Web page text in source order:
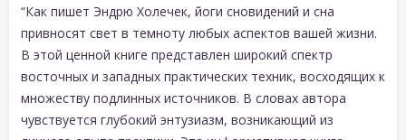
“Как пишет Эндрю Холечек, йоги сновидений и сна
привносят свет в темноту любых аспектов вашей жизни.
В этой ценной книге представлен широкий спектр
восточных и западных практических техник, восходящих к
множеству подлинных источников. В словах автора
чувствуется глубокий энтузиазм, возникающий из